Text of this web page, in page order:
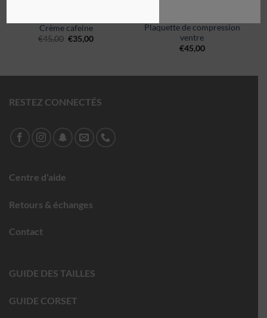
Crème cafeine
€45,00 €35,00
Plaquette de compression
ventre
€45,00
RESTEZ CONNECTÉS
Centre d'aide
Retours & échanges
Contact
GUIDE DES TAILLES
GUIDE CORSET